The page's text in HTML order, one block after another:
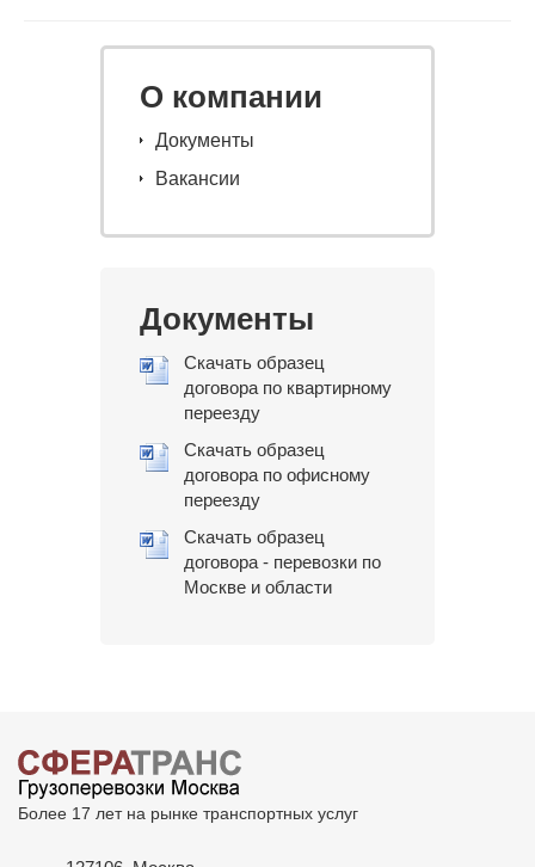
О компании
Документы
Вакансии
Документы
Скачать образец
договора по квартирному
переезду
Скачать образец
договора по офисному
переезду
Скачать образец
договора - перевозки по
Москве и области
Более 17 лет на рынке транспортных услуг